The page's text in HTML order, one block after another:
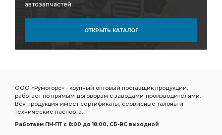
автозапчастей.
ОТКРЫТЬ КАТАЛОГ
ООО «Румоторс» - крупный оптовый поставщик продукции,
работает по прямым договорам с заводами-производителями.
Вся продукция имеет сертификаты, сервисные талоны и
технические паспорта.
Работаем ПН-ПТ c 8:00 до 18:00, СБ-ВС выходной